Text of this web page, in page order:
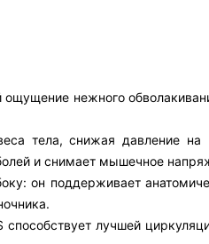
нежного
тела, снижая давление на
и снимает мышечное
он поддерживает
способствует лучшей